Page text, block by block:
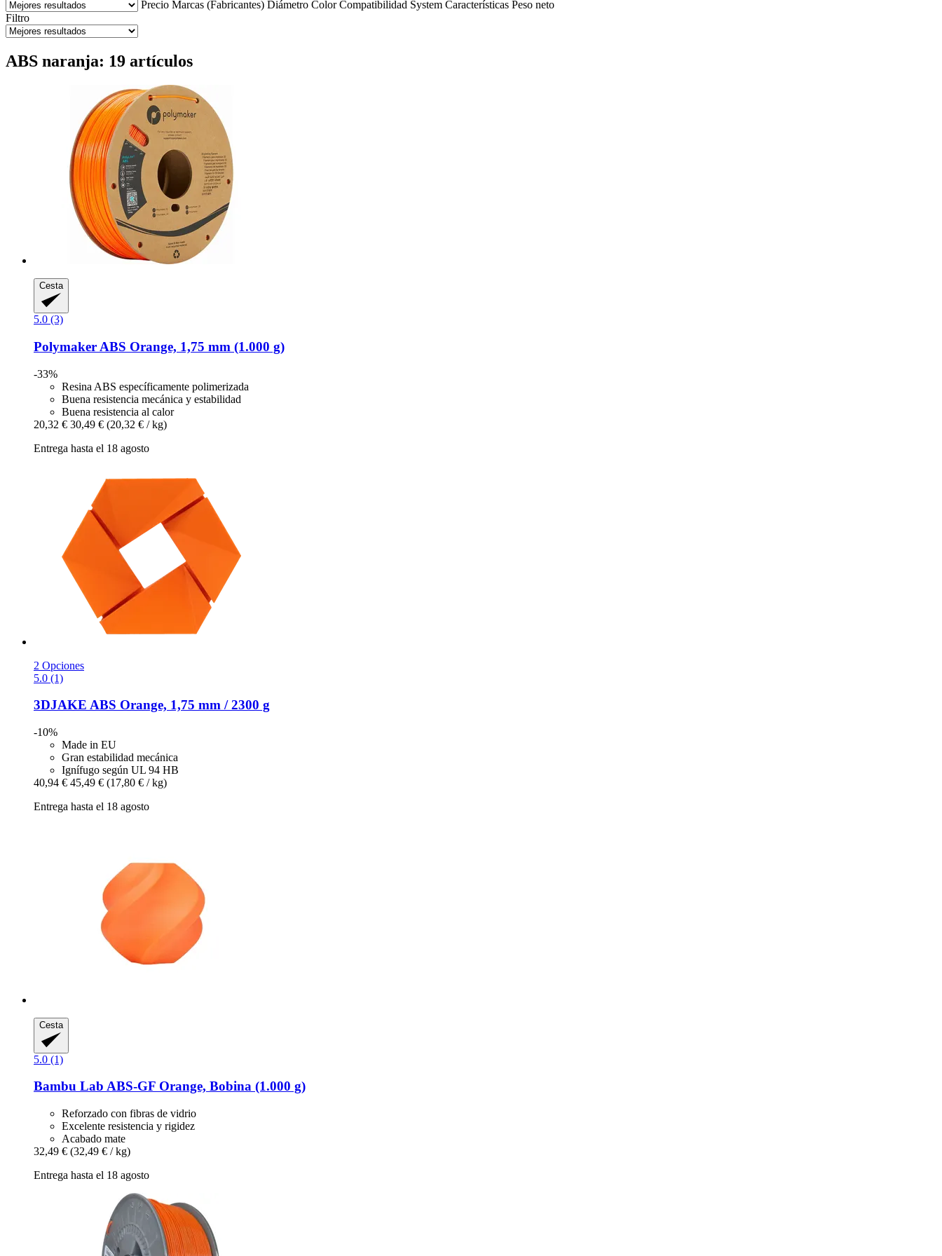
Precio Marcas (Fabricantes) Diámetro Color Compatibilidad System Características Peso neto
Filtro
ABS naranja: 19 artículos
Cesta
5.0 (3)
Polymaker ABS Orange, 1,75 mm (1.000 g)
-33%
Resina ABS específicamente polimerizada
Buena resistencia mecánica y estabilidad
Buena resistencia al calor
20,32 € 30,49 € (20,32 € / kg)
Entrega hasta el 18 agosto
2 Opciones
5.0 (1)
3DJAKE ABS Orange, 1,75 mm / 2300 g
-10%
Made in EU
Gran estabilidad mecánica
Ignífugo según UL 94 HB
40,94 € 45,49 € (17,80 € / kg)
Entrega hasta el 18 agosto
Cesta
5.0 (1)
Bambu Lab ABS-​GF Orange, Bobina (1.000 g)
Reforzado con fibras de vidrio
Excelente resistencia y rigidez
Acabado mate
32,49 € (32,49 € / kg)
Entrega hasta el 18 agosto